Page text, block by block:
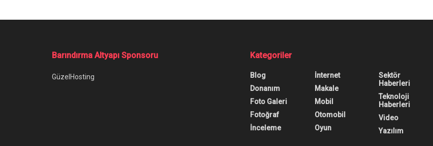
Barındırma Altyapı Sponsoru
GüzelHosting
Kategoriler
Blog
Donanım
Foto Galeri
Fotoğraf
İnceleme
İnternet
Makale
Mobil
Otomobil
Oyun
Sektör
Haberleri
Teknoloji
Haberleri
Video
Yazılım